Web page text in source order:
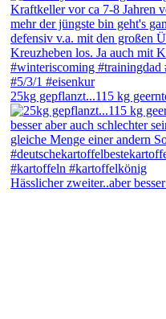
25kg gepflanzt...115 kg
Hässlicher zweiter..aber